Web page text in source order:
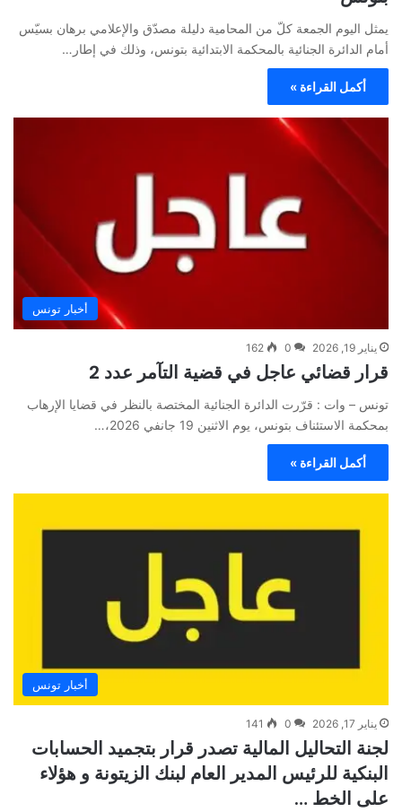
يمثل اليوم الجمعة كلّ من المحامية دليلة مصدّق والإعلامي برهان بسيّس
أمام الدائرة الجنائية بالمحكمة الابتدائية بتونس، وذلك في إطار…
أكمل القراءة »
أخبار تونس
يناير 19, 2026 0
162
قرار قضائي عاجل في قضية التآمر عدد 2
تونس – وات : قرّرت الدائرة الجنائية المختصة بالنظر في قضايا الإرهاب
بمحكمة الاستئناف بتونس، يوم الاثنين 19 جانفي 2026،…
أكمل القراءة »
أخبار تونس
يناير 17, 2026 0
141
لجنة التحاليل المالية تصدر قرار بتجميد الحسابات
البنكية للرئيس المدير العام لبنك الزيتونة و هؤلاء
على الخط …